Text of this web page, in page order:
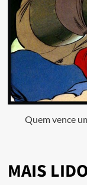
Quem vence
MAIS